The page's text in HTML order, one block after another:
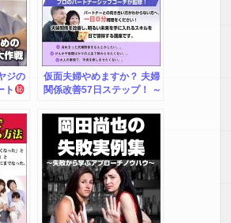
ジの
ト
仮面夫婦やめますか？ 夫婦
関係改善57日ステップ！ ～
～